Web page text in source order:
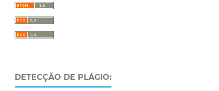
DETECÇÃO DE PLÁGIO: